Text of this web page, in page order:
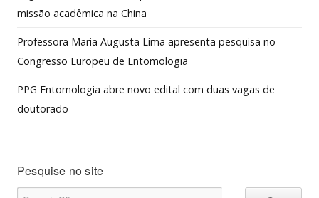
missão acadêmica na China
Professora Maria Augusta Lima apresenta pesquisa no
Congresso Europeu de Entomologia
PPG Entomologia abre novo edital com duas vagas de
doutorado
Pesquise no site